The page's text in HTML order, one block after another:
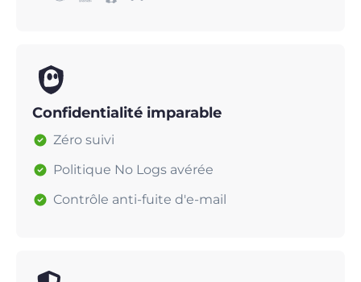
Confidentialité imparable
Zéro suivi
Politique No Logs avérée
Contrôle anti-fuite d'e-mail